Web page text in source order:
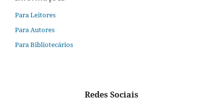
Para Leitores
Para Autores
Para Bibliotecários
Redes Sociais